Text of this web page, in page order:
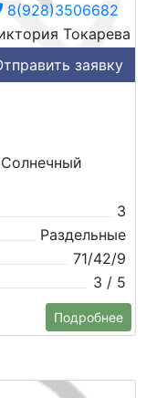
8(928)3506682
Токарева
заявку
3
Раздельные
71/42/9
3 / 5
Подробнее